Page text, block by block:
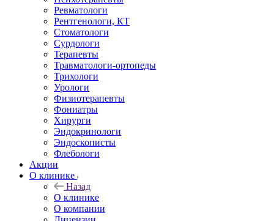
Ревматологи
Рентгенологи, КТ
Стоматологи
Сурдологи
Терапевты
Травматологи-ортопеды
Трихологи
Урологи
Физиотерапевты
Фониатры
Хирурги
Эндокринологи
Эндоскописты
Флебологи
Акции
О клинике
Назад
О клинике
О компании